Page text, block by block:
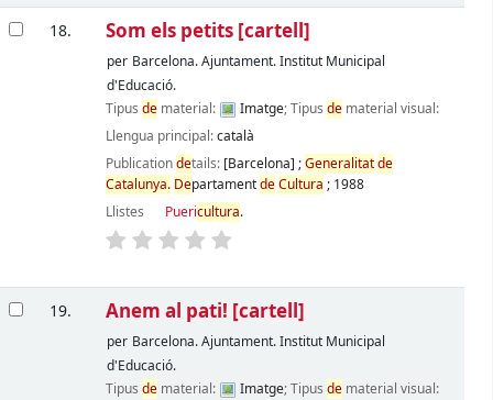
18. Som els petits [cartell]
per Barcelona. Ajuntament. Institut Municipal
d'Educació.
Tipus dematerial: Imatge; Tipus dematerial visual:
Llengua principal:català
Publicationdetails: [Barcelona] ;Generalitatde
Catalunya. DepartamentdeCultura ; 1988
Llistes
Puericultura.
19. Anem al pati! [cartell]
per Barcelona. Ajuntament. Institut Municipal
d'Educació.
Tipus dematerial: Imatge; Tipus dematerial visual: